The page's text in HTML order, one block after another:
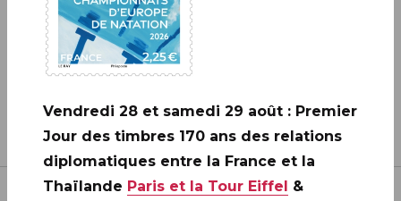
Vendredi 28 et samedi 29 août : Premier
Jour des timbres 170 ans des relations
diplomatiques entre la France et la
Thaïlande Paris et la Tour Eiffel &